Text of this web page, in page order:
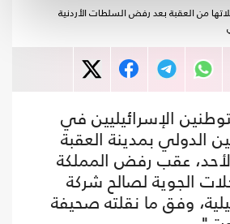
من العقبة بعد رفض السلطات الأردنية
الإسرائيليين في
الدولي بمدينة العقبة
عقب رفض المملكة
الجوية لصالح شركة
وفق ما نقلته صحيفة